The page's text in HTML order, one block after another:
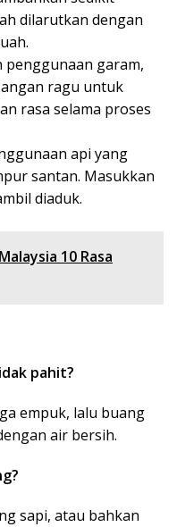
dilarutkan dengan
penggunaan garam,
ragu untuk
rasa selama proses
api yang
santan. Masukkan
diaduk.
10 Rasa
pahit?
empuk, lalu buang
air bersih.
sapi, atau bahkan